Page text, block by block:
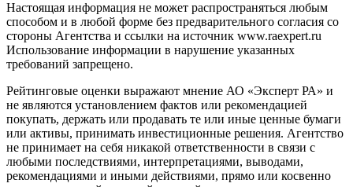
Настоящая информация не может распространяться любым
способом и в любой форме без предварительного согласия со
стороны Агентства и ссылки на источник www.raexpert.ru
Использование информации в нарушение указанных
требований запрещено.
Рейтинговые оценки выражают мнение АО «Эксперт РА» и
не являются установлением фактов или рекомендацией
покупать, держать или продавать те или иные ценные бумаги
или активы, принимать инвестиционные решения. Агентство
не принимает на себя никакой ответственности в связи с
любыми последствиями, интерпретациями, выводами,
рекомендациями и иными действиями, прямо или косвенно